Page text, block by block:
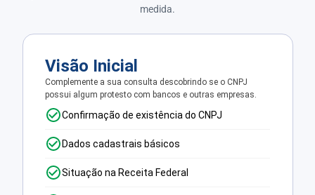
medida.
Visão Inicial
Complemente a sua consulta descobrindo se o CNPJ
possui algum protesto com bancos e outras empresas.
Confirmação de existência do CNPJ
Dados cadastrais básicos
Situação na Receita Federal